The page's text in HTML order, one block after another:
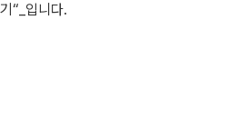
“_입니다.